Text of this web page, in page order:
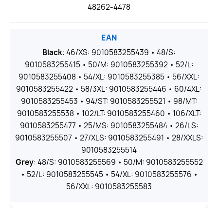
48262-4478
EAN
Black: 46/XS: 9010583255439 • 48/S:
9010583255415 • 50/M: 9010583255392 • 52/L:
9010583255408 • 54/XL: 9010583255385 • 56/XXL:
9010583255422 • 58/3XL: 9010583255446 • 60/4XL:
9010583255453 • 94/ST: 9010583255521 • 98/MT:
9010583255538 • 102/LT: 9010583255460 • 106/XLT:
9010583255477 • 25/MS: 9010583255484 • 26/LS:
9010583255507 • 27/XLS: 9010583255491 • 28/XXLS:
9010583255514
Grey: 48/S: 9010583255569 • 50/M: 9010583255552
• 52/L: 9010583255545 • 54/XL: 9010583255576 •
56/XXL: 9010583255583